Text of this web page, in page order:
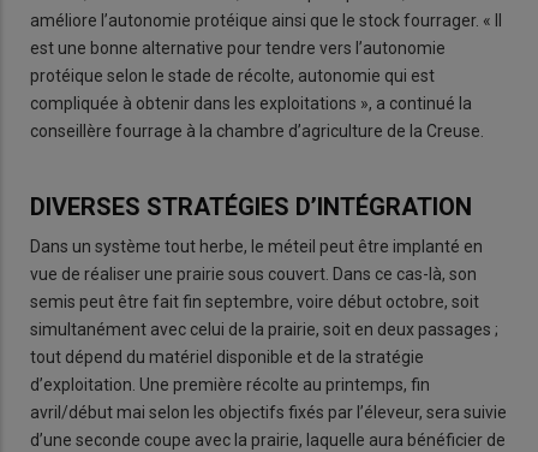
améliore l’autonomie protéique ainsi que le stock fourrager. « Il
est une bonne alternative pour tendre vers l’autonomie
protéique selon le stade de récolte, autonomie qui est
compliquée à obtenir dans les exploitations », a continué la
conseillère fourrage à la chambre d’agriculture de la Creuse.
DIVERSES STRATÉGIES D’INTÉGRATION
Dans un système tout herbe, le méteil peut être implanté en
vue de réaliser une prairie sous couvert. Dans ce cas-là, son
semis peut être fait fin septembre, voire début octobre, soit
simultanément avec celui de la prairie, soit en deux passages ;
tout dépend du matériel disponible et de la stratégie
d’exploitation. Une première récolte au printemps, fin
avril/début mai selon les objectifs fixés par l’éleveur, sera suivie
d’une seconde coupe avec la prairie, laquelle aura bénéficier de